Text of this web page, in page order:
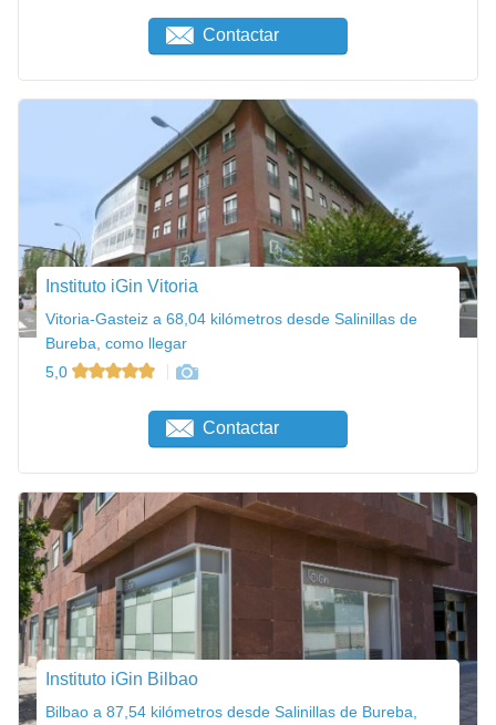
Contactar
Instituto iGin Vitoria
Vitoria-Gasteiz a 68,04 kilómetros desde Salinillas de
Bureba, como llegar
5,0
Contactar
Instituto iGin Bilbao
Bilbao a 87,54 kilómetros desde Salinillas de Bureba,